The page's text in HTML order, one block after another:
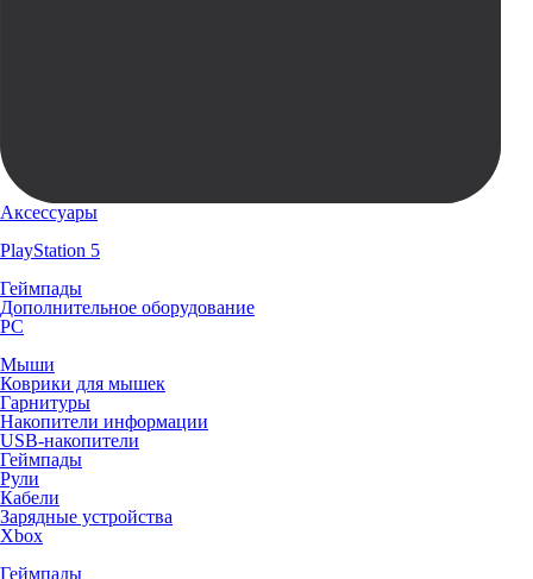
Аксессуары
PlayStation 5
Геймпады
Дополнительное оборудование
PC
Мыши
Коврики для мышек
Гарнитуры
Накопители информации
USB-накопители
Геймпады
Рули
Кабели
Зарядные устройства
Xbox
Геймпады